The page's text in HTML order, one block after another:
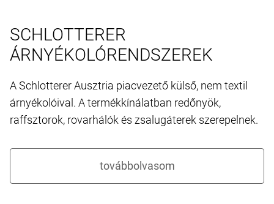
SCHLOTTERER
ÁRNYÉKOLÓRENDSZEREK
A Schlotterer Ausztria piacvezető külső, nem textil
árnyékolóival. A termékkínálatban redőnyök,
raffsztorok, rovarhálók és zsalugáterek szerepelnek.